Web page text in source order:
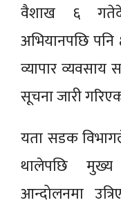
वैशाख ६
अभियानपछि पनि
व्यापार व्यवसाय
सूचना जारी
यता सडक
थालेपछि
आन्दोलनमा